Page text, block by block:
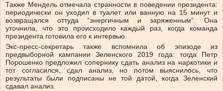
Также Мендель отмечала странности в поведении президента:
периодически он уходил в туалет или ванную на 15 минут и
возвращался оттуда “энергичным и заряженным”. Она
уточнила, что это происходило каждый раз, когда команда
президента готовила его к интервью.
Экс-пресс-секретарь также вспомнила об эпизоде из
предвыборной кампании Зеленского 2019 года: тогда Петр
Порошенко предложил сопернику сдать анализ на наркотики и
тот согласился, сдал анализ, но потом выяснилось, что
результаты были подписаны не той датой, когда Зеленский
сдавал анализ.